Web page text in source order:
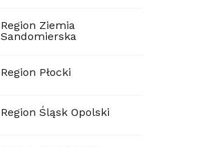
Region Ziemia
Sandomierska
Region Płocki
Region Śląsk Opolski